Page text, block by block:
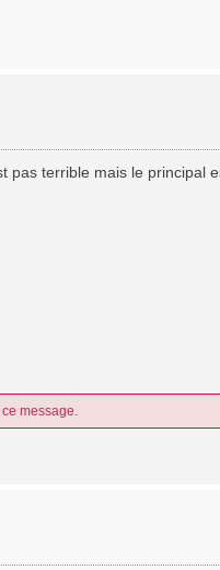
pas terrible mais le principal
message.